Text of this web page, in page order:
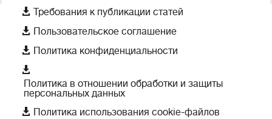
 Требования к публикации статей
 Пользовательское соглашение
 Политика конфиденциальности

Политика в отношении обработки и защиты
персональных данных
 Политика использования cookie-файлов